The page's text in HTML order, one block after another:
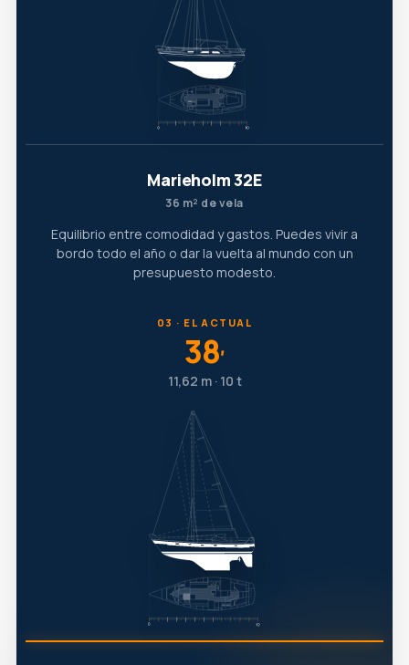
Marieholm 32E
36 m² de vela
Equilibrio entre comodidad y gastos. Puedes vivir a
bordo todo el año o dar la vuelta al mundo con un
presupuesto modesto.
03 · EL ACTUAL
38′
11,62 m · 10 t